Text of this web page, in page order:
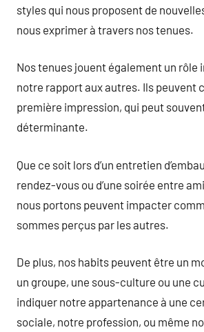
styles qui nous proposent de
nous exprimer à travers nos tenues.
Nos tenues jouent également un rôle
notre rapport aux autres. Ils peuvent
première impression, qui peut
déterminante.
Que ce soit lors d’un entretien
rendez-vous ou d’une soirée entre
nous portons peuvent impacter
sommes perçus par les autres.
De plus, nos habits peuvent être un
un groupe, une sous-culture ou une
indiquer notre appartenance à une
sociale, notre profession, ou même